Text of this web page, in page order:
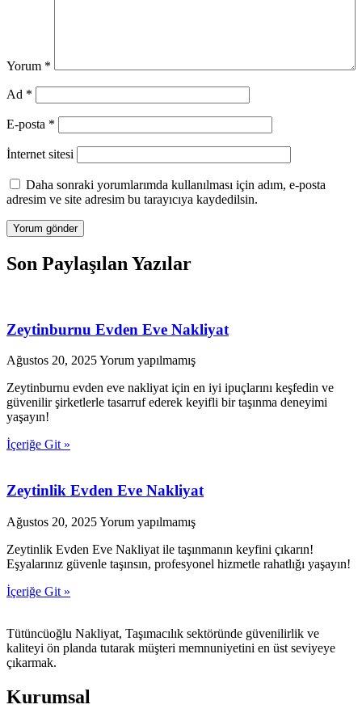
Yorum *
Ad *
E-posta *
İnternet sitesi
Daha sonraki yorumlarımda kullanılması için adım, e-posta
adresim ve site adresim bu tarayıcıya kaydedilsin.
Son Paylaşılan Yazılar
Zeytinburnu Evden Eve Nakliyat
Ağustos 20, 2025Yorum yapılmamış
Zeytinburnu evden eve nakliyat için en iyi ipuçlarını keşfedin ve
güvenilir şirketlerle tasarruf ederek keyifli bir taşınma deneyimi
yaşayın!
İçeriğe Git »
Zeytinlik Evden Eve Nakliyat
Ağustos 20, 2025Yorum yapılmamış
Zeytinlik Evden Eve Nakliyat ile taşınmanın keyfini çıkarın!
Eşyalarınız güvenle taşınsın, profesyonel hizmetle rahatlığı yaşayın!
İçeriğe Git »
Tütüncüoğlu Nakliyat, Taşımacılık sektöründe güvenilirlik ve
kaliteyi ön planda tutarak müşteri memnuniyetini en üst seviyeye
çıkarmak.
Kurumsal